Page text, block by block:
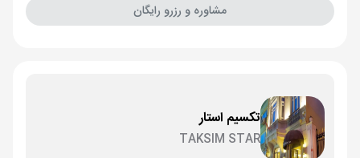
مشاوره و رزرو رایگان
تکسیم استار
TAKSIM STAR